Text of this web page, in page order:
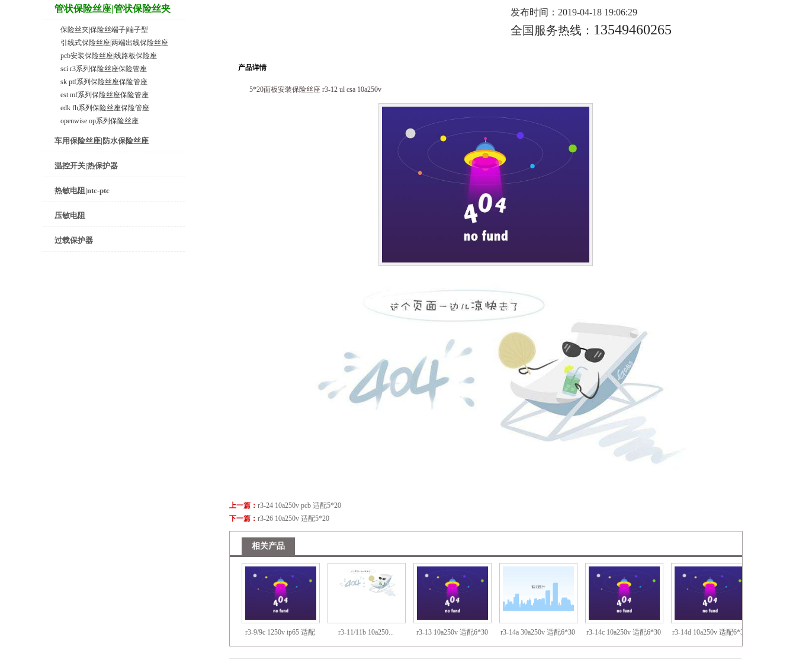
管状保险丝座|管状保险丝夹
保险丝夹|保险丝端子|端子型
引线式保险丝座|两端出线保险丝座
pcb安装保险丝座|线路板保险座
sci r3系列保险丝座保险管座
sk ptf系列保险丝座保险管座
est mf系列保险丝座保险管座
edk fh系列保险丝座保险管座
openwise op系列保险丝座
车用保险丝座|防水保险丝座
温控开关|热保护器
热敏电阻|ntc-ptc
压敏电阻
过载保护器
发布时间： 2019-04-18 19:06:29
全国服务热线： 13549460265
产品详情
5*20面板安装保险丝座 r3-12 ul csa 10a250v
上一篇： r3-24 10a250v pcb 适配5*20
下一篇： r3-26 10a250v 适配5*20
相关产品
r3-9/9c 1250v ip65 适配 r3-11/11b 10a250... r3-13 10a250v 适配6*30 r3-14a 30a250v 适配6*30 r3-14c 10a250v 适配6*30 r3-14d 10a250v 适配6*30